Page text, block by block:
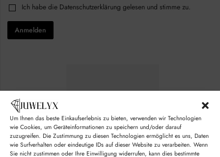
Um Ihnen das beste Einkaufserlebnis zu bieten, verwenden wir Technologien
wie Cookies, um Geräteinformationen zu speichern und/oder darauf
zuzugreifen. Die Zustimmung zu diesen Technologien ermöglicht es uns, Daten
wie Surfverhalten oder eindeutige IDs auf dieser Website zu verarbeiten. Wenn
Sie nicht zustimmen oder Ihre Einwilligung widerrufen, kann dies bestimmte
lh
c
b
C
c
k
b
o
x
C
h
e
k
*
Ich habe die Datenschutzerklärung gelesen und stimme zu.
Anmelden